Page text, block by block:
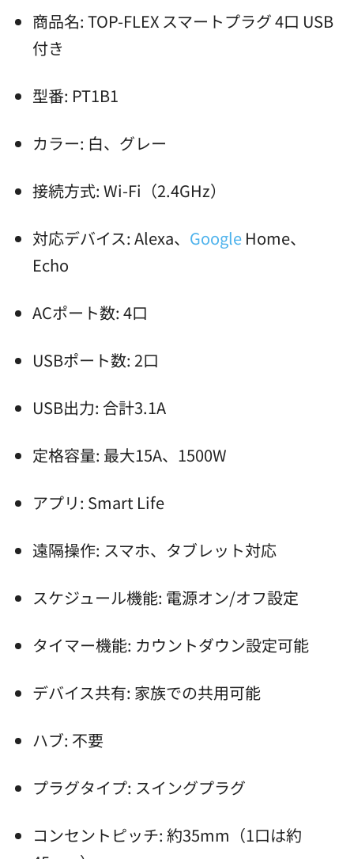
商品名: TOP-FLEX スマートプラグ 4口 USB
付き
型番: PT1B1
カラー: 白、グレー
接続方式: Wi-Fi（2.4GHz）
対応デバイス: Alexa、 Google Home、
Echo
ACポート数: 4口
USBポート数: 2口
USB出力: 合計3.1A
定格容量: 最大15A、1500W
アプリ: Smart Life
遠隔操作: スマホ、タブレット対応
スケジュール機能: 電源オン/オフ設定
タイマー機能: カウントダウン設定可能
デバイス共有: 家族での共用可能
ハブ: 不要
プラグタイプ: スイングプラグ
コンセントピッチ: 約35mm（1口は約